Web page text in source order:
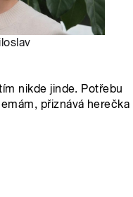
nikde jinde. Potřebu
přiznává herečka